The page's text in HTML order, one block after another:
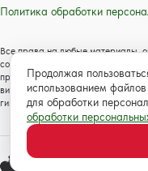
Политика обработки
Все права на любые материалы,
соответствии с российским и
праве и смежных правах. Любое
видеоматериалов возможно
гиперссылкой на сайт https://
Продолжая
использованием
для обработки
обработки